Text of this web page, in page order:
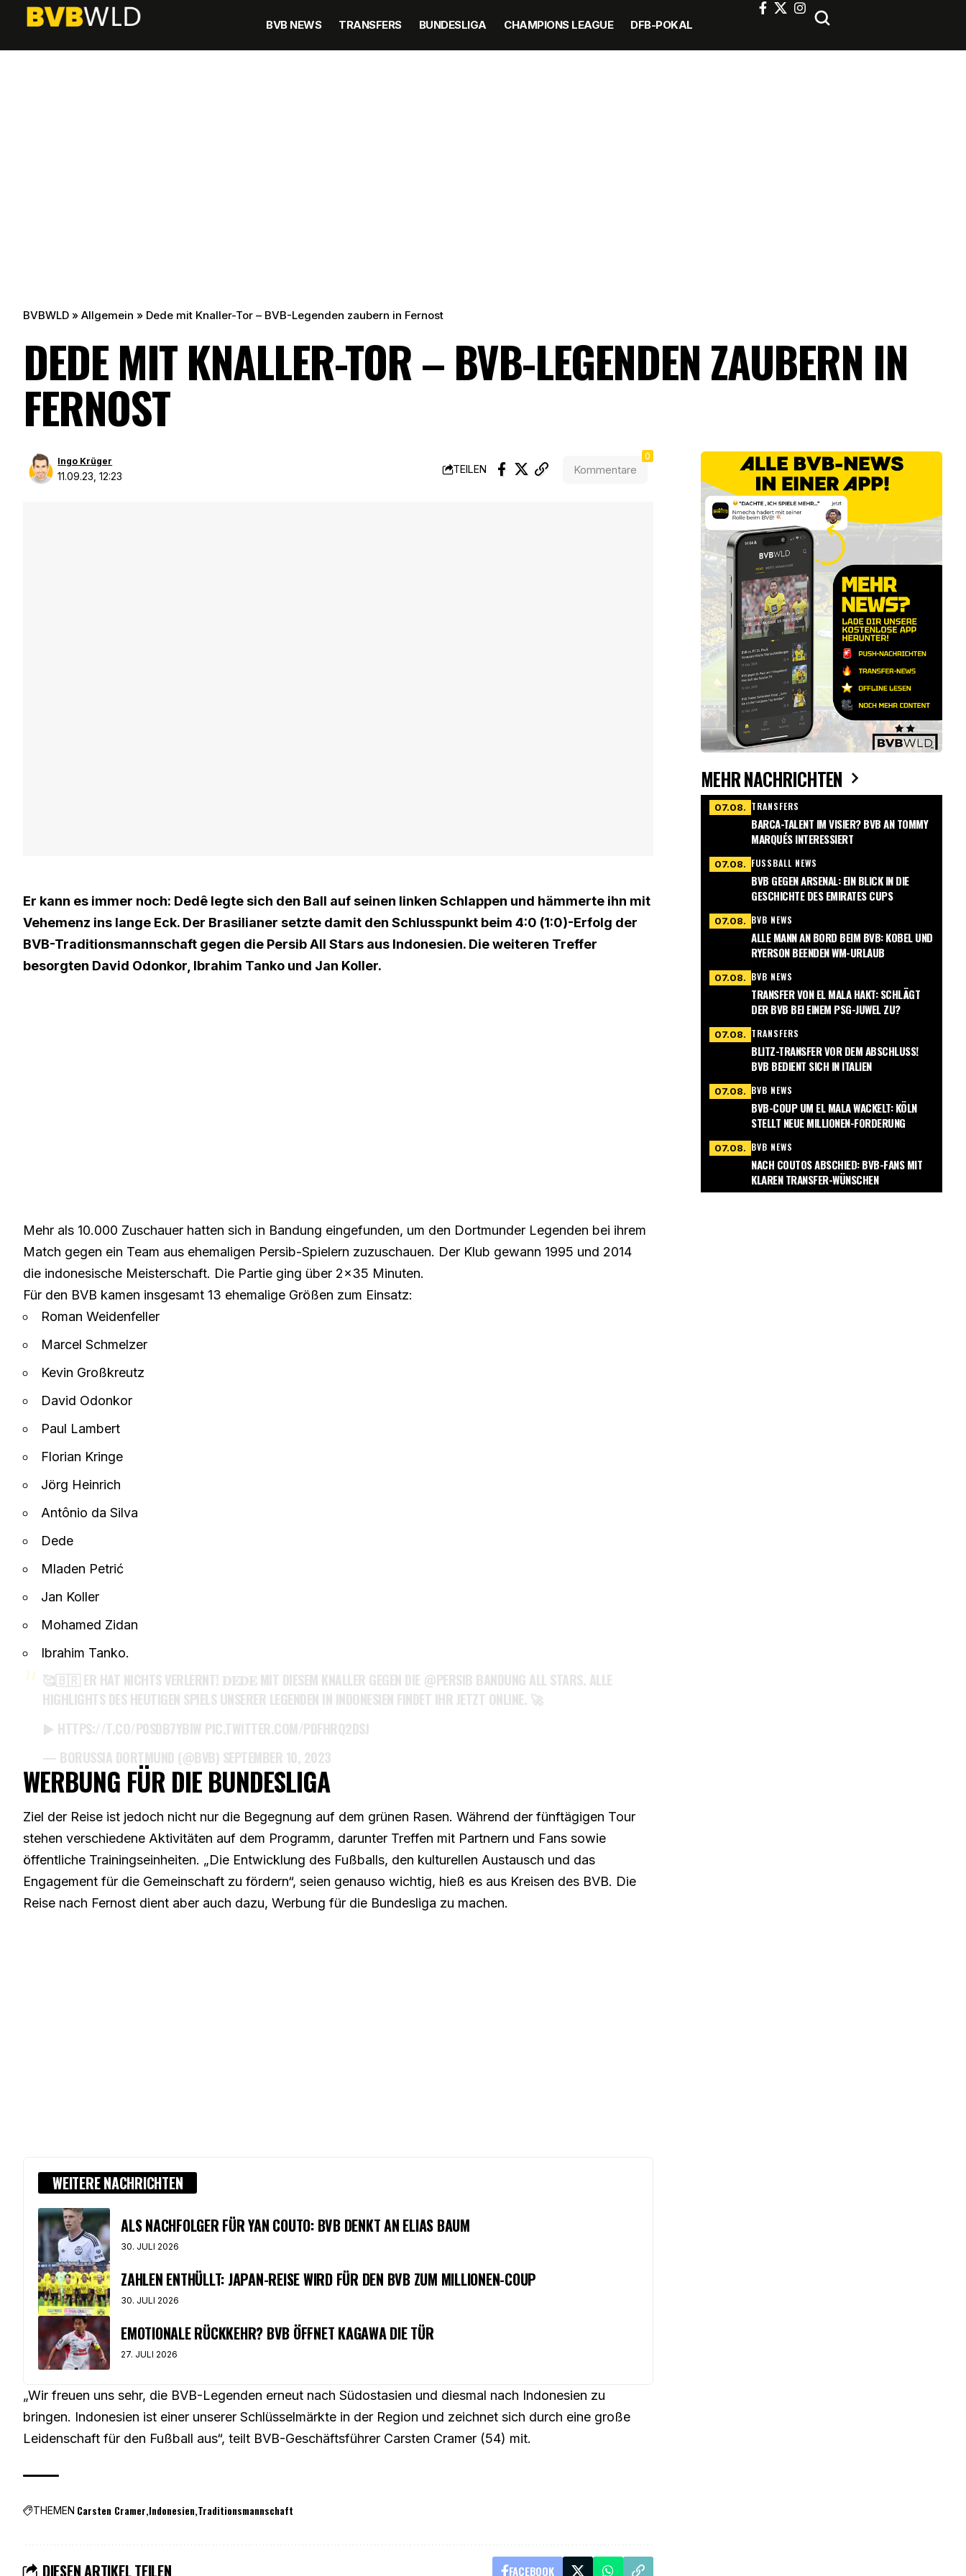
BVB NEWS TRANSFERS BUNDESLIGA CHAMPIONS LEAGUE DFB-POKAL
BVBWLD » Allgemein » Dede mit Knaller-Tor – BVB-Legenden zaubern in Fernost
DEDE MIT KNALLER-TOR – BVB-LEGENDEN ZAUBERN IN
FERNOST
11.09.23, 12:23
Ingo Krüger
TEILEN Kommentare
0
Er kann es immer noch: Dedê legte sich den Ball auf seinen linken Schlappen und hämmerte ihn mit
Vehemenz ins lange Eck. Der Brasilianer setzte damit den Schlusspunkt beim 4:0 (1:0)-Erfolg der
BVB-Traditionsmannschaft gegen die Persib All Stars aus Indonesien. Die weiteren Treffer
besorgten David Odonkor, Ibrahim Tanko und Jan Koller.
Mehr als 10.000 Zuschauer hatten sich in Bandung eingefunden, um den Dortmunder Legenden bei ihrem
Match gegen ein Team aus ehemaligen Persib-Spielern zuzuschauen. Der Klub gewann 1995 und 2014
die indonesische Meisterschaft. Die Partie ging über 2×35 Minuten.
Für den BVB kamen insgesamt 13 ehemalige Größen zum Einsatz:
Roman Weidenfeller
Marcel Schmelzer
Kevin Großkreutz
David Odonkor
Paul Lambert
Florian Kringe
Jörg Heinrich
Antônio da Silva
Dede
Mladen Petrić
Jan Koller
Mohamed Zidan
Ibrahim Tanko.
🥰🇧🇷 ER HAT NICHTS VERLERNT! 𝐃𝐄𝐃𝐄 MIT DIESEM KNALLER GEGEN DIE @PERSIB BANDUNG ALL STARS. ALLE
HIGHLIGHTS DES HEUTIGEN SPIELS UNSERER LEGENDEN IN INDONESIEN FINDET IHR JETZT ONLINE. 🚀
▶️ HTTPS://T.CO/P0SDB7YBIW PIC.TWITTER.COM/PDFHRQ2DSJ
— BORUSSIA DORTMUND (@BVB) SEPTEMBER 10, 2023
WERBUNG FÜR DIE BUNDESLIGA
Ziel der Reise ist jedoch nicht nur die Begegnung auf dem grünen Rasen. Während der fünftägigen Tour
stehen verschiedene Aktivitäten auf dem Programm, darunter Treffen mit Partnern und Fans sowie
öffentliche Trainingseinheiten. „Die Entwicklung des Fußballs, den kulturellen Austausch und das
Engagement für die Gemeinschaft zu fördern“, seien genauso wichtig, hieß es aus Kreisen des BVB. Die
Reise nach Fernost dient aber auch dazu, Werbung für die Bundesliga zu machen.
WEITERE NACHRICHTEN
ALS NACHFOLGER FÜR YAN COUTO: BVB DENKT AN ELIAS BAUM
30. JULI 2026
ZAHLEN ENTHÜLLT: JAPAN-REISE WIRD FÜR DEN BVB ZUM MILLIONEN-COUP
30. JULI 2026
EMOTIONALE RÜCKKEHR? BVB ÖFFNET KAGAWA DIE TÜR
27. JULI 2026
„Wir freuen uns sehr, die BVB-Legenden erneut nach Südostasien und diesmal nach Indonesien zu
bringen. Indonesien ist einer unserer Schlüsselmärkte in der Region und zeichnet sich durch eine große
Leidenschaft für den Fußball aus“, teilt BVB-Geschäftsführer Carsten Cramer (54) mit.
THEMEN Carsten Cramer Indonesien Traditionsmannschaft
DIESEN ARTIKEL TEILEN FACEBOOK
MEHR NACHRICHTEN
07.08. TRANSFERS
BARCA-TALENT IM VISIER? BVB AN TOMMY
MARQUÉS INTERESSIERT
07.08. FUSSBALL NEWS
BVB GEGEN ARSENAL: EIN BLICK IN DIE
GESCHICHTE DES EMIRATES CUPS
07.08. BVB NEWS
ALLE MANN AN BORD BEIM BVB: KOBEL UND
RYERSON BEENDEN WM-URLAUB
07.08. BVB NEWS
TRANSFER VON EL MALA HAKT: SCHLÄGT
DER BVB BEI EINEM PSG-JUWEL ZU?
07.08. TRANSFERS
BLITZ-TRANSFER VOR DEM ABSCHLUSS!
BVB BEDIENT SICH IN ITALIEN
07.08. BVB NEWS
BVB-COUP UM EL MALA WACKELT: KÖLN
STELLT NEUE MILLIONEN-FORDERUNG
07.08. BVB NEWS
NACH COUTOS ABSCHIED: BVB-FANS MIT
KLAREN TRANSFER-WÜNSCHEN